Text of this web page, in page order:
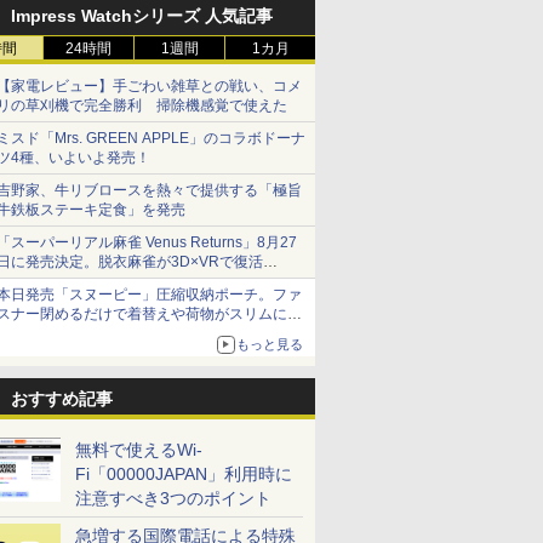
Impress Watchシリーズ 人気記事
24時間 1週間 1カ月
家電レビュー】手ごわい雑草との戦い、コメ
の草刈機で完全勝利 掃除機感覚で使えた
スド「Mrs. GREEN APPLE」のコラボドーナ
4種、いよいよ発売！
野家、牛リブロースを熱々で提供する「極旨
鉄板ステーキ定食」を発売
スーパーリアル麻雀 Venus Returns」8月27
に発売決定。脱衣麻雀が3D×VRで復活
売から2週間は20%オフになるセールが実施
日発売「スヌーピー」圧縮収納ポーチ。ファ
ナー閉めるだけで着替えや荷物がスリムにま
もっと見る
おすすめ記事
無料で使えるWi-
Fi「00000JAPAN」利用時に
注意すべき3つのポイント
急増する国際電話による特殊